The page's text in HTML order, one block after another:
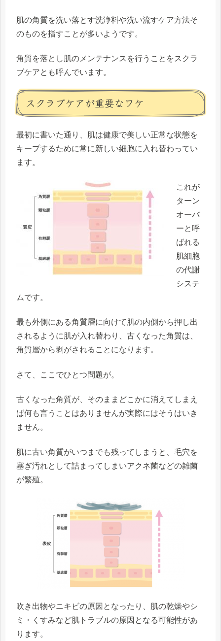
肌の角質を洗い落とす洗浄料や洗い流すケア方法そ
のものを指すことが多いようです。
角質を落とし肌のメンテナンスを行うことをスクラ
ブケアとも呼んでいます。
スクラブケアが重要なワケ
最初に書いた通り、
肌は健康で美しい正常な状態を
キープするために常に新しい細胞に入れ替わってい
ます。
これが
ターン
オーバ
ーと呼
ばれる
肌細胞
の代謝
システ
ムです。
最も外側にある角質層に向けて肌の内側から押し出
されるように肌が入れ替わり、古くなった角質は、
角質層から剥がされることになります。
さて、ここでひとつ問題が。
古くなった角質が、そのままどこかに消えてしまえ
ば何も言うことはありませんが実際にはそうはいき
ません。
肌に古い角質がいつまでも残ってしまうと、毛穴を
塞ぎ汚れとして詰まってしまいアクネ菌などの雑菌
が繁殖。
吹き出物やニキビの原因となったり、肌の乾燥やシ
ミ・くすみなど肌トラブルの原因 となる可能性があ
ります。